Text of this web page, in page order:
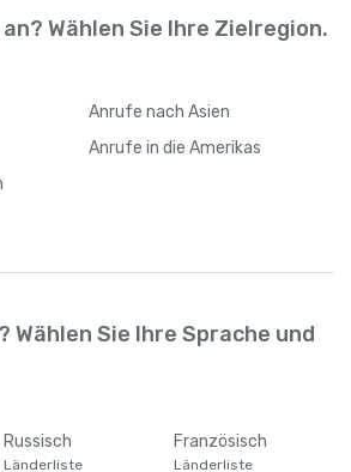
Wählen Sie Ihre Zielregion.
Anrufe nach Asien
Anrufe in die Amerikas
Wählen Sie Ihre Sprache und
Russisch
Länderliste
Französisch
Länderliste